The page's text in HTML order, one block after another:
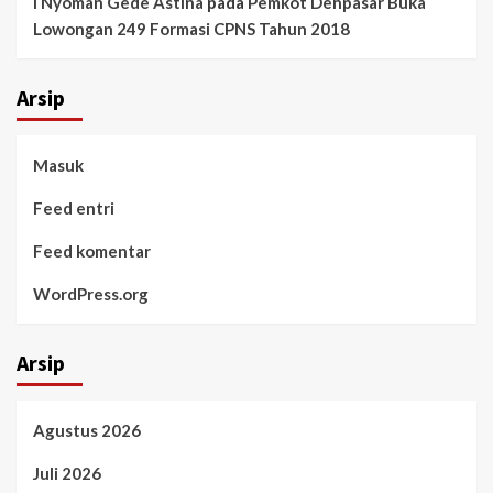
Lowongan 249 Formasi CPNS Tahun 2018
Arsip
Masuk
Feed entri
Feed komentar
WordPress.org
Arsip
Agustus 2026
Juli 2026